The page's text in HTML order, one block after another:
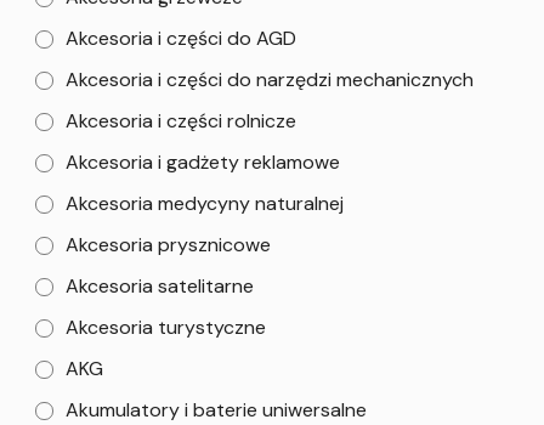
Akcesoria i części do AGD
Akcesoria i części do narzędzi mechanicznych
Akcesoria i części rolnicze
Akcesoria i gadżety reklamowe
Akcesoria medycyny naturalnej
Akcesoria prysznicowe
Akcesoria satelitarne
Akcesoria turystyczne
AKG
Akumulatory i baterie uniwersalne